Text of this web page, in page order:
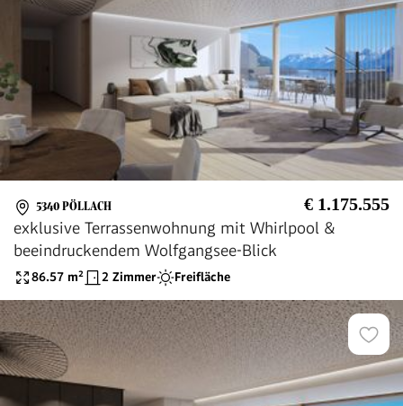
5340 PÖLLACH € 1.175.555
exklusive Terrassenwohnung mit Whirlpool &
beeindruckendem Wolfgangsee-Blick
86.57 m² 2 Zimmer Freifläche